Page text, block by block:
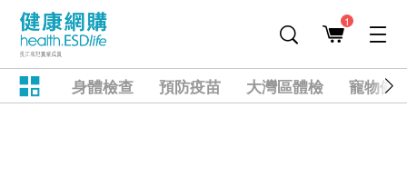
1
身體檢查 預防疫苗 大灣區體檢 寵物健